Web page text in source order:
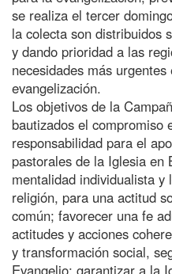
se realiza el tercer
la colecta son distribuidos
y dando prioridad a las
necesidades más
evangelización.
Los objetivos de la
bautizados el compromiso
responsabilidad para el
pastorales de la Iglesia en
mentalidad individualista y
religión, para una actitud
común; favorecer una fe
actitudes y acciones
y transformación social,
Evangelio; garantizar a la